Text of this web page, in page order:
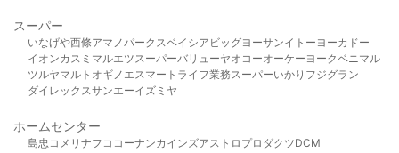
スーパー
いなげや西條アマノパークスベイシア ビッグヨーサンイトーヨーカドー
イオンカスミ マルエツスーパーバリューヤオコーオーケー ヨークベニマル
ツルヤマルト オギノ エスマート ライフ業務スーパーいかり フジグラン
ダイレックスサンエーイズミヤ
ホームセンター
島忠 コメリ ナフコ コーナンカインズアストロプロダクツDCM